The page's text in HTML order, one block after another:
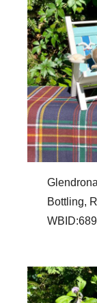
Bottling,